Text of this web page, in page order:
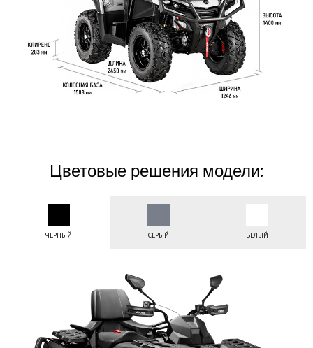
Цветовые решения модели:
ЧЕРНЫЙ СЕРЫЙ БЕЛЫЙ